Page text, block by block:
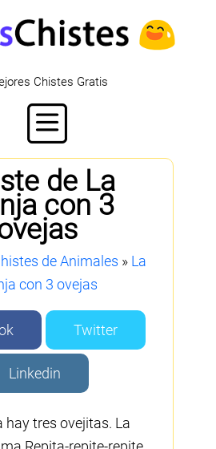
Chistes Gratis
de La
con 3
de Animales » La
con 3 ovejas
Twitter
Linkedin
hay tres ovejitas. La